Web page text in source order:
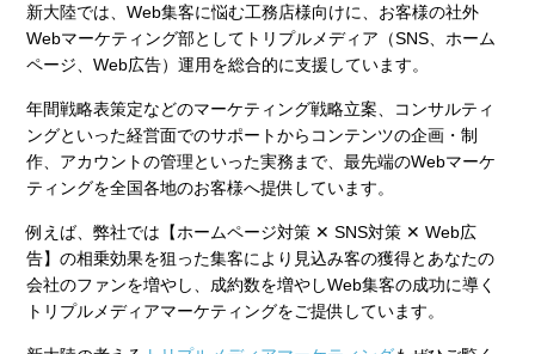
新大陸では、Web集客に悩む工務店様向けに、お客様の社外
Webマーケティング部としてトリプルメディア（SNS、ホーム
ページ、Web広告）運用を総合的に支援しています。
年間戦略表策定などのマーケティング戦略立案、コンサルティ
ングといった経営面でのサポートからコンテンツの企画・制
作、アカウントの管理といった実務まで、最先端のWebマーケ
ティングを全国各地のお客様へ提供しています。
例えば、弊社では【ホームページ対策 ✕ SNS対策 ✕ Web広
告】の相乗効果を狙った集客により見込み客の獲得とあなたの
会社のファンを増やし、成約数を増やしWeb集客の成功に導く
トリプルメディアマーケティングをご提供しています。